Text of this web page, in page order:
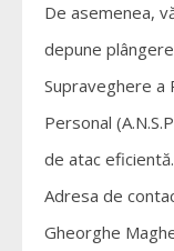
De asemenea,
depune
Supraveghere a
Personal
de atac eficientă.
Adresa de
Gheorghe